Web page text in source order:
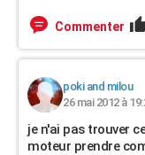
Commenter
poki and milou
26 mai 2012 à
je n'ai pas trouver
moteur prendre